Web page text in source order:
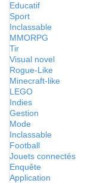
Educatif
Sport
Inclassable
MMORPG
Tir
Visual novel
Rogue-Like
Minecraft-like
LEGO
Indies
Gestion
Mode
Inclassable
Football
Jouets connectés
Enquête
Application